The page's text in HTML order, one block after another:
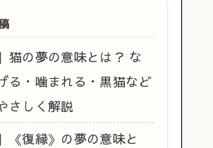
猫の夢の意味とは？ な
る・噛まれる・黒猫など
さしく解説
《復縁》の夢の意味と